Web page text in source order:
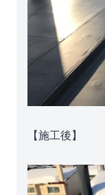
【施工後】